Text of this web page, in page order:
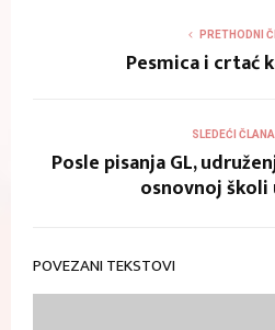
PRETHODNI
Pesmica i crtać
SLEDEĆI
Posle pisanja GL,
osnovnoj školi
POVEZANI TEKSTOVI